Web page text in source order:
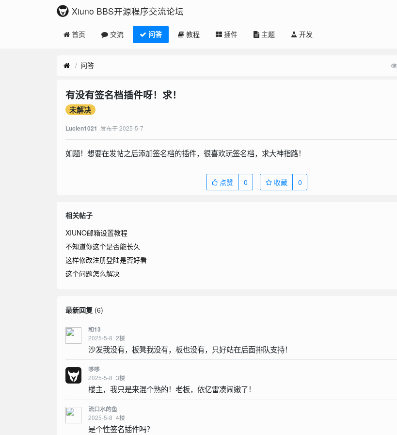
Xiuno BBS开源程序交流论坛
首页 交流 问答 教程 插件 主题 开发
问答
有没有签名档插件呀！求！
未解决
Lucien1021 发布于 2025-5-7
如题！想要在发帖之后添加签名档的插件，很喜欢玩签名档，求大神指路！
点赞 0 收藏 0
相关帖子
XIUNO邮箱设置教程
不知道你这个是否能长久
这样修改注册登陆是否好看
这个问题怎么解决
最新回复(6)
和13
2025-5-8 2楼
沙发我没有，板凳我没有，板也没有，只好站在后面排队支持！
哆哆
2025-5-8 3楼
楼主，我只是来混个熟的！老板，侬亿雷凑闹嫩了！
流口水的鱼
2025-5-8 4楼
是个性签名插件吗？